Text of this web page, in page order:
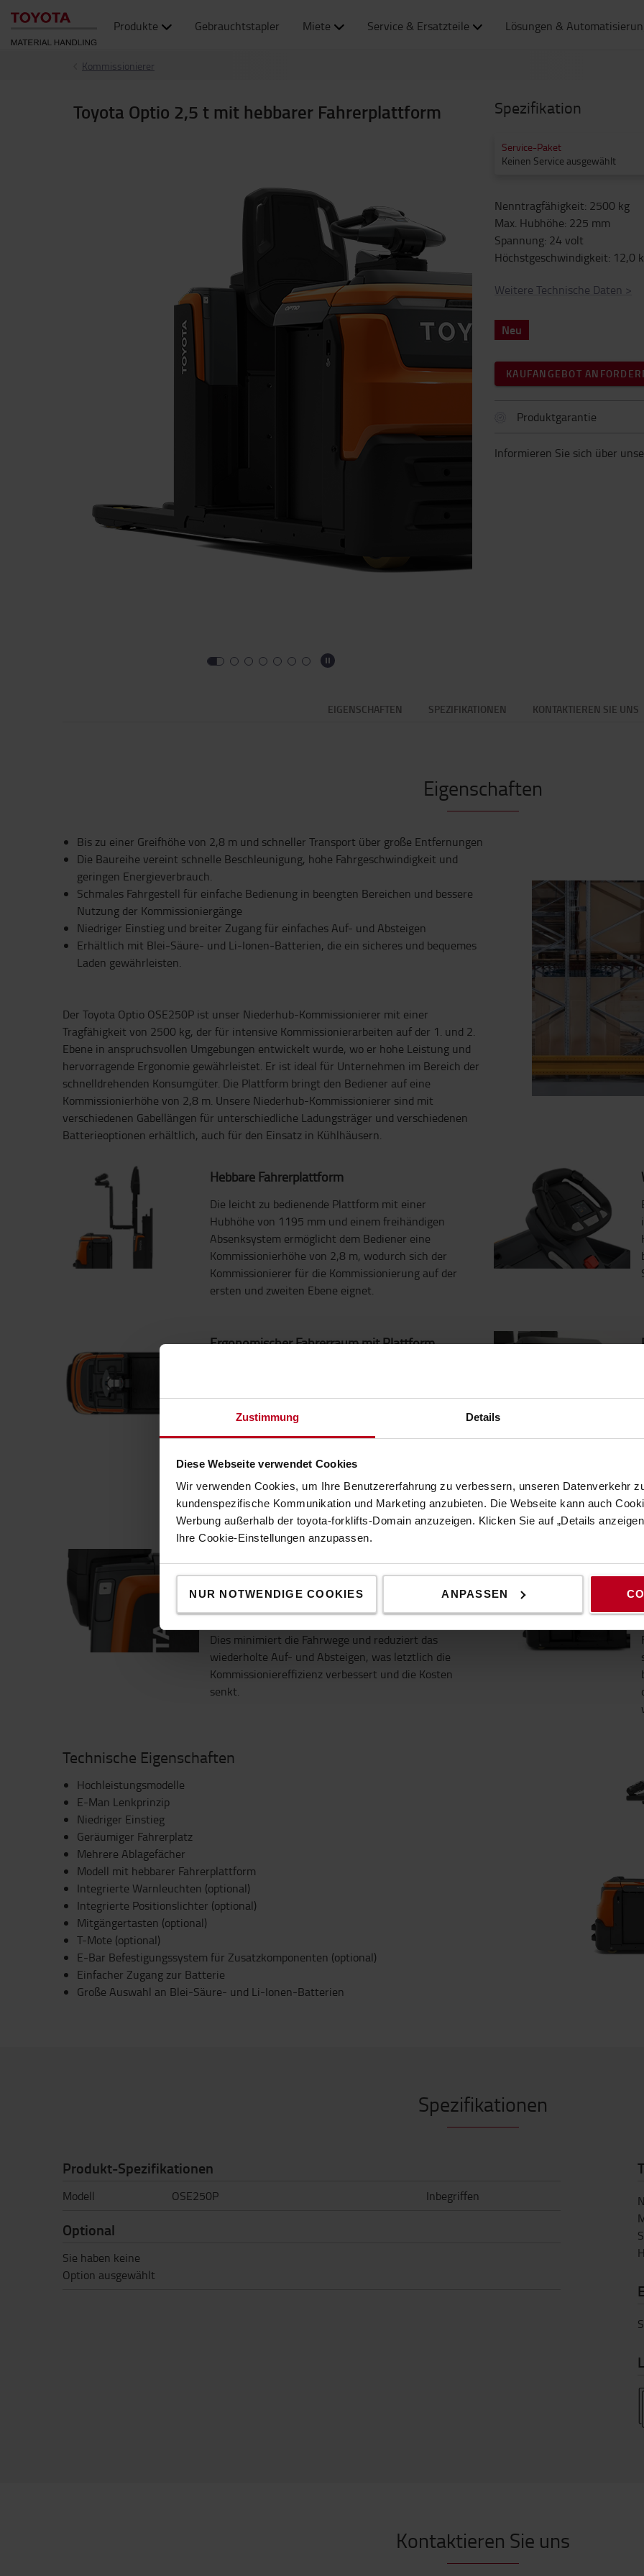
Zustimmung Details
Diese Webseite verwendet Cookies
Wir verwenden Cookies, um Ihre Benutzererfahrung zu verbessern, unseren Datenverkehr
kundenspezifische Kommunikation und Marketing anzubieten. Die Webseite kann auch
Werbung außerhalb der toyota-forklifts-Domain anzuzeigen. Klicken Sie auf „Details
Ihre Cookie-Einstellungen anzupassen.
NUR NOTWENDIGE COOKIES ANPASSEN
Produkte Gebrauchtstapler Miete Service & Ersatzteile Lösungen &
Kommissionierer
Toyota Optio 2,5 t mit hebbarer Fahrerplattform Spezifikation
Service-Paket
Keinen Service ausgewählt
Nenntragfähigkeit: 2500 kg
Max. Hubhöhe: 225 mm
Spannung: 24 volt
Höchstgeschwindigkeit: 12,0
Weitere Technische Daten >
Neu
KAUFANGEBOT
Produktgarantie
Informieren Sie sich über
EIGENSCHAFTEN SPEZIFIKATIONEN KONTAKTIEREN SIE UNS
Eigenschaften
Bis zu einer Greifhöhe von 2,8 m und schneller Transport über große Entfernungen
Die Baureihe vereint schnelle Beschleunigung, hohe Fahrgeschwindigkeit und
geringen Energieverbrauch.
Schmales Fahrgestell für einfache Bedienung in beengten Bereichen und bessere
Nutzung der Kommissioniergänge
Niedriger Einstieg und breiter Zugang für einfaches Auf- und Absteigen
Erhältlich mit Blei-Säure- und Li-Ionen-Batterien, die ein sicheres und bequemes
Laden gewährleisten.
Der Toyota Optio OSE250P ist unser Niederhub-Kommissionierer mit einer
Tragfähigkeit von 2500 kg, der für intensive Kommissionierarbeiten auf der 1. und 2.
Ebene in anspruchsvollen Umgebungen entwickelt wurde, wo er hohe Leistung und
hervorragende Ergonomie gewährleistet. Er ist ideal für Unternehmen im Bereich der
schnelldrehenden Konsumgüter. Die Plattform bringt den Bediener auf eine
Kommissionierhöhe von 2,8 m. Unsere Niederhub-Kommissionierer sind mit
verschiedenen Gabellängen für unterschiedliche Ladungsträger und verschiedenen
Batterieoptionen erhältlich, auch für den Einsatz in Kühlhäusern.
Hebbare Fahrerplattform
Die leicht zu bedienende Plattform mit einer
Hubhöhe von 1195 mm und einem freihändigen
Absenksystem ermöglicht dem Bediener eine
Kommissionierhöhe von 2,8 m, wodurch sich der
Kommissionierer für die Kommissionierung auf der
ersten und zweiten Ebene eignet.
Ergonomischer Fahrerraum mit Plattform
unterstützt die Kommissionierer bei ihrer täglichen
Arbeit.
Mitgängertasten
Mit den optionalen Mitgängertasten an der Seite
Dies minimiert die Fahrwege und reduziert das
wiederholte Auf- und Absteigen, was letztlich die
Kommissioniereffizienz verbessert und die Kosten
senkt.
Technische Eigenschaften
Hochleistungsmodelle
E-Man Lenkprinzip
Niedriger Einstieg
Geräumiger Fahrerplatz
Mehrere Ablagefächer
Modell mit hebbarer Fahrerplattform
Integrierte Warnleuchten (optional)
Integrierte Positionslichter (optional)
Mitgängertasten (optional)
T-Mote (optional)
E-Bar Befestigungssystem für Zusatzkomponenten (optional)
Einfacher Zugang zur Batterie
Große Auswahl an Blei-Säure- und Li-Ionen-Batterien
Spezifikationen
Produkt-Spezifikationen
Modell OSE250P Inbegriffen
Optional
Sie haben keine
Option ausgewählt
Kontaktieren Sie uns